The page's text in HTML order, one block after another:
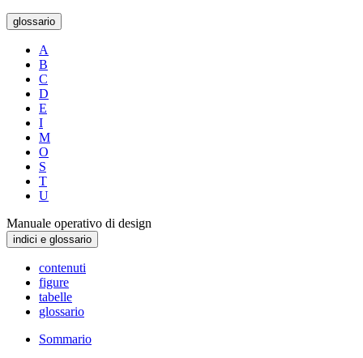
glossario
A
B
C
D
E
I
M
O
S
T
U
Manuale operativo di design
indici e glossario
contenuti
figure
tabelle
glossario
Sommario